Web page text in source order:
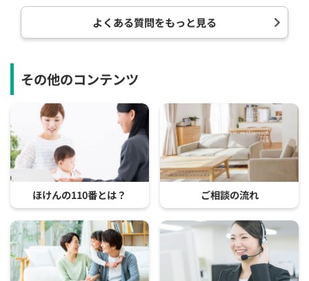
よくある質問をもっと見る
その他のコンテンツ
ほけんの110番とは？ ご相談の流れ